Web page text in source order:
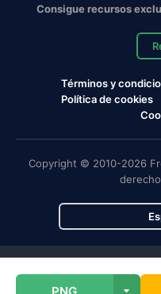
Consigue recursos
Términos y
Política de cookies
Copyright © 2010-2026